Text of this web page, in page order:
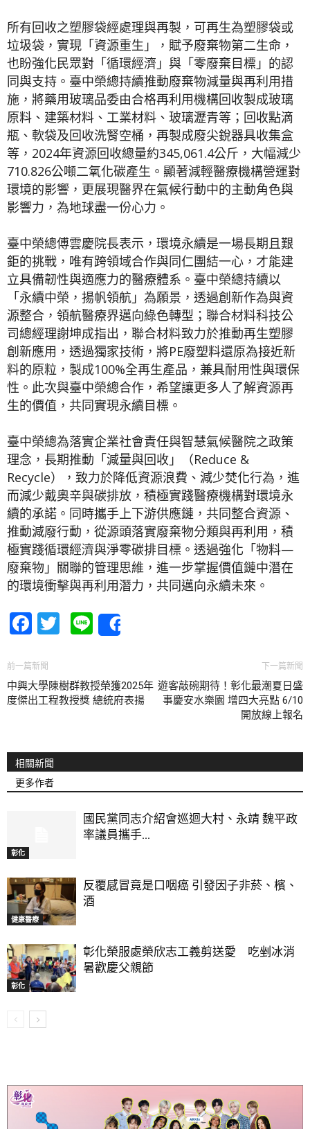
所有回收之塑膠袋經處理與再製，可再生為塑膠袋或
垃圾袋，實現「資源重生」，賦予廢棄物第二生命，
也盼強化民眾對「循環經濟」與「零廢棄目標」的認
同與支持。臺中榮總持續推動廢棄物減量與再利用措
施，將藥用玻璃品委由合格再利用機構回收製成玻璃
原料、建築材料、工業材料、玻璃瀝青等；回收點滴
瓶、軟袋及回收洗腎空桶，再製成廢尖銳器具收集盒
等，2024年資源回收總量約345,061.4公斤，大幅減少
710.826公噸二氧化碳產生。顯著減輕醫療機構營運對
環境的影響，更展現醫界在氣候行動中的主動角色與
影響力，為地球盡一份心力。
臺中榮總傅雲慶院長表示，環境永續是一場長期且艱
鉅的挑戰，唯有跨領域合作與同仁團結一心，才能建
立具備韌性與適應力的醫療體系。臺中榮總持續以
「永續中榮，揚帆領航」為願景，透過創新作為與資
源整合，領航醫療界邁向綠色轉型；聯合材料科技公
司總經理謝坤成指出，聯合材料致力於推動再生塑膠
創新應用，透過獨家技術，將PE廢塑料還原為接近新
料的原粒，製成100%全再生產品，兼具耐用性與環保
性。此次與臺中榮總合作，希望讓更多人了解資源再
生的價值，共同實現永續目標。
臺中榮總為落實企業社會責任與智慧氣候醫院之政策
理念，長期推動「減量與回收」（Reduce &
Recycle），致力於降低資源浪費、減少焚化行為，進
而減少戴奧辛與碳排放，積極實踐醫療機構對環境永
續的承諾。同時攜手上下游供應鏈，共同整合資源、
推動減廢行動，從源頭落實廢棄物分類與再利用，積
極實踐循環經濟與淨零碳排目標。透過強化「物料—
廢棄物」關聯的管理思維，進一步掌握價值鏈中潛在
的環境衝擊與再利用潛力，共同邁向永續未來。
Facebook
Twitter
Line
前一篇新聞
中興大學陳樹群教授榮獲2025年
度傑出工程教授獎 總統府表揚
下一篇新聞
遊客敲碗期待！彰化最潮夏日盛
事慶安水樂園 增四大亮點 6/10
開放線上報名
相關新聞
更多作者
彰化
國民黨同志介紹會巡迴大村、永靖 魏平政
率議員攜手...
健康醫療
反覆感冒竟是口咽癌 引發因子非菸、檳、
酒
彰化
彰化榮服處榮欣志工義剪送愛 吃剉冰消
暑歡慶父親節